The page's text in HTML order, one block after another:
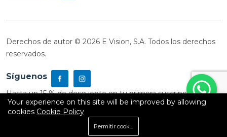
Derechos de autor © 2026 E Vision, S.A. Todos los derechos
reservados.
Síguenos
Hasta un 15 % de descuento en tu primera suscripción
Carrito
Your experience on this site will be improved by allowing
cookies Cookie Policy
Permitir cookies